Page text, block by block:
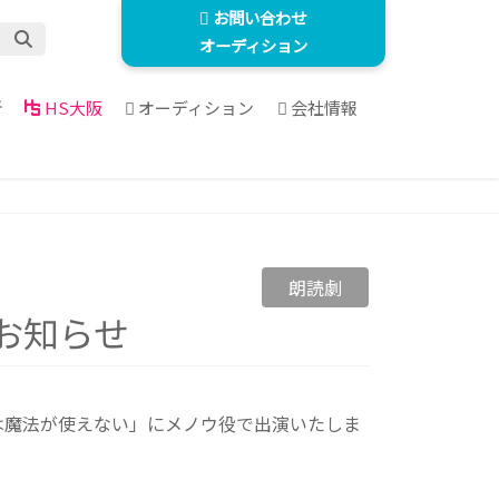
お問い合わせ
オーディション
HS大阪 オーディション 会社情報
朗読劇
知らせ
法が使えない」にメノウ役で出演いたしま